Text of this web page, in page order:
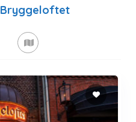
Bryggeloftet